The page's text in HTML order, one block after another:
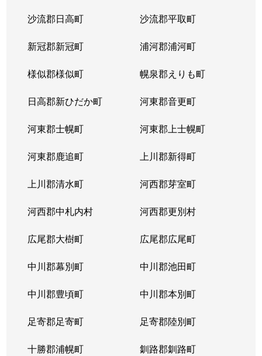
沙流郡日高町 沙流郡平取町
新冠郡新冠町 浦河郡浦河町
様似郡様似町 幌泉郡えりも町
日高郡新ひだか町 河東郡音更町
河東郡士幌町 河東郡上士幌町
河東郡鹿追町 上川郡新得町
上川郡清水町 河西郡芽室町
河西郡中札内村 河西郡更別村
広尾郡大樹町 広尾郡広尾町
中川郡幕別町 中川郡池田町
中川郡豊頃町 中川郡本別町
足寄郡足寄町 足寄郡陸別町
十勝郡浦幌町 釧路郡釧路町